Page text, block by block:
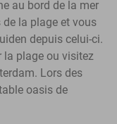
au bord de la mer
de la plage et vous
depuis celui-ci.
la plage ou visitez
Lors des
oasis de